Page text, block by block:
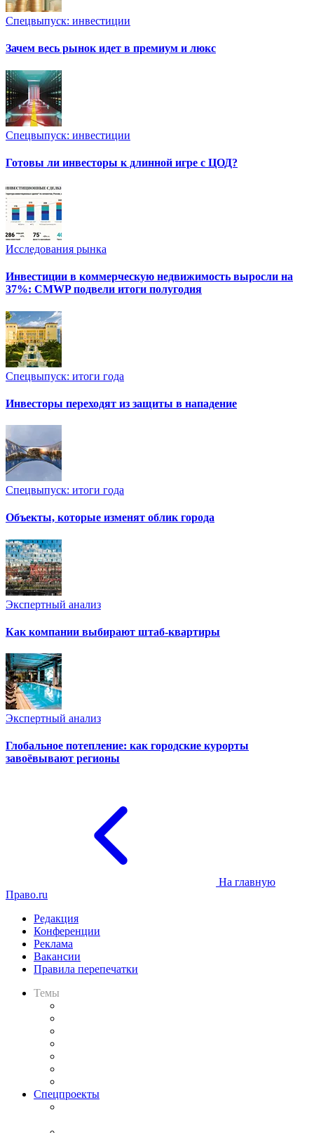
Спецвыпуск: инвестиции
Зачем весь рынок идет в премиум и люкс
Спецвыпуск: инвестиции
Готовы ли инвесторы к длинной игре с ЦОД?
Исследования рынка
Инвестиции в коммерческую недвижимость выросли на
37%: CMWP подвели итоги полугодия
Спецвыпуск: итоги года
Инвесторы переходят из защиты в нападение
Спецвыпуск: итоги года
Объекты, которые изменят облик города
Экспертный анализ
Как компании выбирают штаб-квартиры
Экспертный анализ
Глобальное потепление: как городские курорты
завоёвывают регионы
На главную
Право.ru
Редакция
Конференции
Реклама
Вакансии
Правила перепечатки
Темы
Спецпроекты